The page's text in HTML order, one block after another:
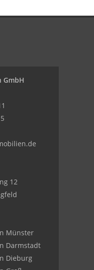
GmbH
12
Münster
Darmstadt
Dieburg